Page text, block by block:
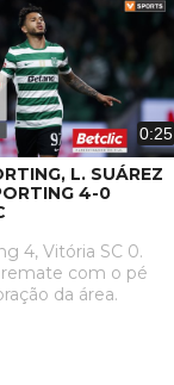
0:25
L. SUÁREZ
4-0
4, Vitória SC 0.
remate com o pé
da área.